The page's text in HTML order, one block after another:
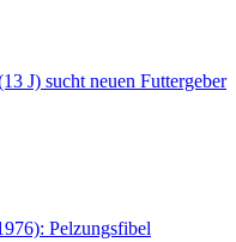
J) sucht neuen Futtergeber
Pelzungsfibel